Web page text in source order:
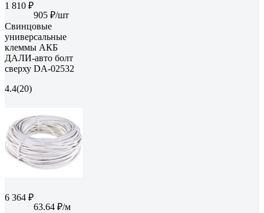
1 810 ₽
905 ₽/шт
Свинцовые
универсальные
клеммы АКБ
ДАЛИ-авто болт
сверху DA-02532
4.4(20)
6 364 ₽
63.64 ₽/м